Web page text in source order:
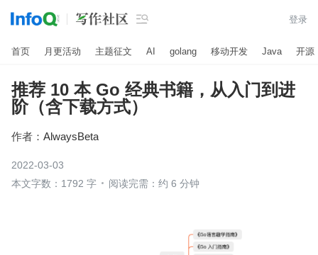
 登录
首页 月更活动 主题征文 AI golang 移动开发 Java 开源
推荐 10 本 Go 经典书籍，从入门到进
阶（含下载方式）
作者： AlwaysBeta
2022-03-03
本文字数：1792 字
阅读完需：约 6 分钟